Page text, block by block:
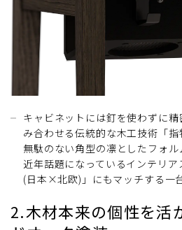
キャビネットには釘を使わずに
み合わせる伝統的な木工技術「指
無駄のない角型の凛としたフォル
近年話題になっているインテリア
(日本×北欧)」にもマッチする一台
2.木材本来の個性を活